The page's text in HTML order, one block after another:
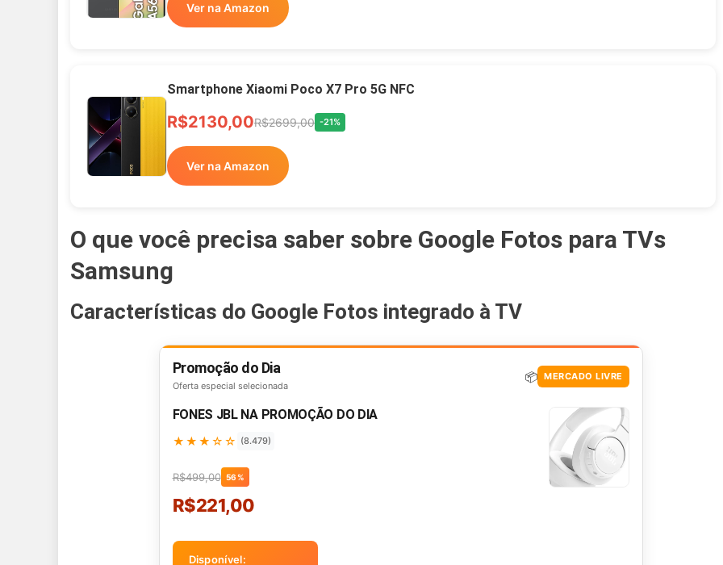
Ver na Amazon
Smartphone Xiaomi Poco X7 Pro 5G NFC
R$2130,00R$2699,00 -21%
Ver na Amazon
O que você precisa saber sobre Google Fotos para TVs
Samsung
Características do Google Fotos integrado à TV
Promoção do Dia
Oferta especial selecionada
📦 MERCADO LIVRE
FONES JBL NA PROMOÇÃO DO DIA
★★★☆☆ (8.479)
R$499,00 56%
R$221,00
Disponível: